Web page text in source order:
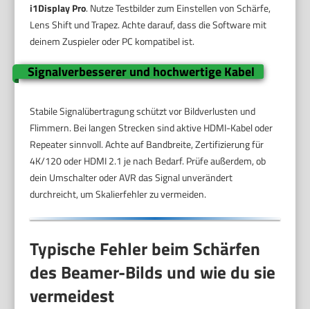
i1Display Pro. Nutze Testbilder zum Einstellen von Schärfe,
Lens Shift und Trapez. Achte darauf, dass die Software mit
deinem Zuspieler oder PC kompatibel ist.
Signalverbesserer und hochwertige Kabel
Stabile Signalübertragung schützt vor Bildverlusten und
Flimmern. Bei langen Strecken sind aktive HDMI-Kabel oder
Repeater sinnvoll. Achte auf Bandbreite, Zertifizierung für
4K/120 oder HDMI 2.1 je nach Bedarf. Prüfe außerdem, ob
dein Umschalter oder AVR das Signal unverändert
durchreicht, um Skalierfehler zu vermeiden.
Typische Fehler beim Schärfen
des Beamer-Bilds und wie du sie
vermeidest